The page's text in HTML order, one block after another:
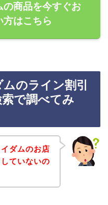
の商品を今すぐお
方はこちら
のライン割引
で調べてみ
ダムのお店
ていないの